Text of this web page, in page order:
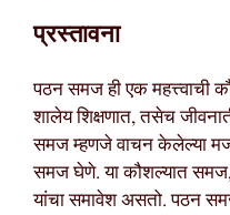
प्रस्तावना
पठन समज ही एक महत्त्वाची
शालेय शिक्षणात, तसेच
समज म्हणजे वाचन केलेल्या
समज घेणे. या कौशल्यात
यांचा समावेश असतो. पठन